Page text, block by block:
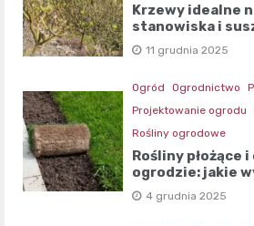
Krzewy idealne
stanowiska i
11 grudnia 2025
Ogród Ogrodnictwo
Projektowanie ogrodu
Rośliny ogrodowe
Rośliny płożące
ogrodzie: jakie
4 grudnia 2025